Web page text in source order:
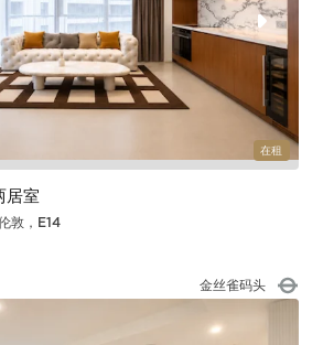
在租
居室
敦，E14
喜朗船坞